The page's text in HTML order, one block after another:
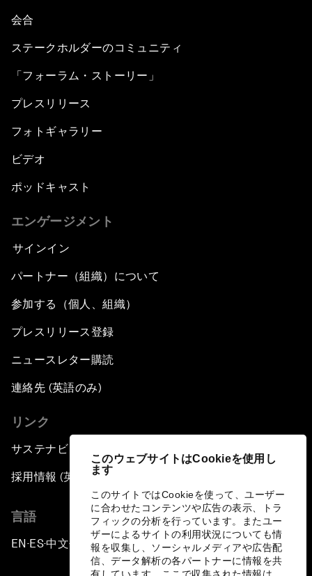
このウェブサイトはCookieを使用し
ます
このサイトではCookieを使って、ユーザー
に合わせたコンテンツや広告の表示、トラ
フィックの分析を行っています。またユー
ザーによるサイトの利用状況についても情
報を収集し、ソーシャルメディアや広告配
信、データ解析の各パートナーに情報を共
会合
ステークホルダーのコミュニティ
「フォーラム・ストーリー」
プレスリリース
フォトギャラリー
ビデオ
ポッドキャスト
エンゲージメント
サインイン
パートナー（組織）について
参加する（個人、組織）
プレスリリース登録
ニュースレター購読
連絡先 (英語のみ)
リンク
サステナビリティへの取り組み
採用情報 (英語のみ)
言語
EN ▪ES▪中文▪ 日本語